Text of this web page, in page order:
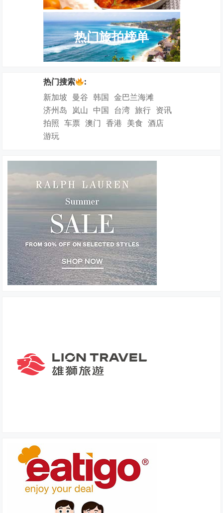
热门旅拍榜单
热门搜索
:
新加坡 曼谷 韩国 金巴兰海滩
济州岛 岚山 中国 台湾 旅行 资讯
拍照 车票 澳门 香港 美食 酒店
游玩